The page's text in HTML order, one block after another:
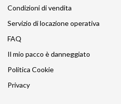
Condizioni di vendita
Servizio di locazione operativa
FAQ
Il mio pacco è danneggiato
Politica Cookie
Privacy